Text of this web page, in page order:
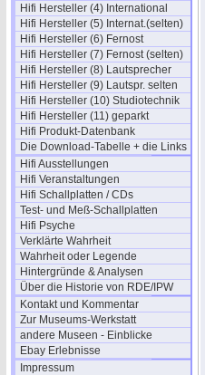
Hifi Hersteller (4) International
Hifi Hersteller (5) Internat.(selten)
Hifi Hersteller (6) Fernost
Hifi Hersteller (7) Fernost (selten)
Hifi Hersteller (8) Lautsprecher
Hifi Hersteller (9) Lautspr. selten
Hifi Hersteller (10) Studiotechnik
Hifi Hersteller (11) geparkt
Hifi Produkt-Datenbank
Die Download-Tabelle + die Links
Hifi Ausstellungen
Hifi Veranstaltungen
Hifi Schallplatten / CDs
Test- und Meß-Schallplatten
Hifi Psyche
Verklärte Wahrheit
Wahrheit oder Legende
Hintergründe & Analysen
Über die Historie von RDE/IPW
Kontakt und Kommentar
Zur Museums-Werkstatt
andere Museen - Einblicke
Ebay Erlebnisse
Impressum